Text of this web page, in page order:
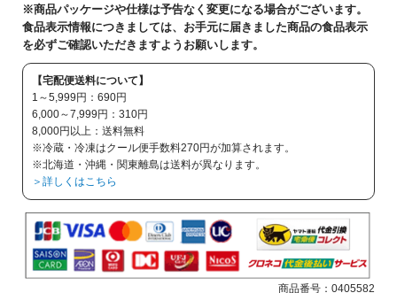
※商品パッケージや仕様は予告なく変更になる場合がございます。
食品表示情報につきましては、お手元に届きました商品の食品表示
を必ずご確認いただきますようお願いします。
【宅配便送料について】
1～5,999円：690円
6,000～7,999円：310円
8,000円以上：送料無料
※冷蔵・冷凍はクール便手数料270円が加算されます。
※北海道・沖縄・関東離島は送料が異なります。
＞詳しくはこちら
商品番号： 0405582